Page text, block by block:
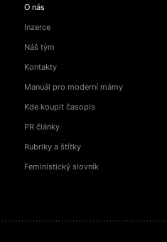
O nás
Inzerce
Náš tým
Kontakty
Manuál pro moderní mámy
Kde koupit časopis
PR články
Rubriky a štítky
Feministický slovník